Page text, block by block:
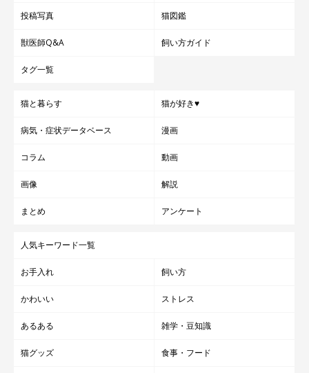
投稿写真 猫図鑑
獣医師Q&A 飼い方ガイド
タグ一覧
猫と暮らす 猫が好き♥
病気・症状データベース 漫画
コラム 動画
画像 解説
まとめ アンケート
人気キーワード一覧
お手入れ 飼い方
かわいい ストレス
あるある 雑学・豆知識
猫グッズ 食事・フード